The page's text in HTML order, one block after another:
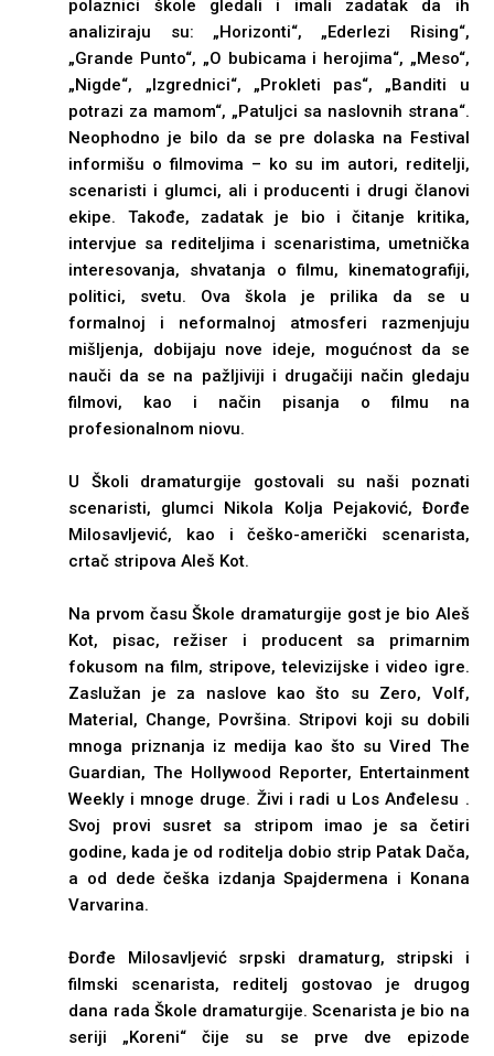
polaznici škole gledali i imali zadatak da ih
analiziraju su: „Horizonti“, „Ederlezi Rising“,
„Grande Punto“, „O bubicama i herojima“, „Meso“,
„Nigde“, „Izgrednici“, „Prokleti pas“, „Banditi u
potrazi za mamom“, „Patuljci sa naslovnih strana“.
Neophodno je bilo da se pre dolaska na Festival
informišu o filmovima – ko su im autori, reditelji,
scenaristi i glumci, ali i producenti i drugi članovi
ekipe. Takođe, zadatak je bio i čitanje kritika,
intervjue sa rediteljima i scenaristima, umetnička
interesovanja, shvatanja o filmu, kinematografiji,
politici, svetu. Ova škola je prilika da se u
formalnoj i neformalnoj atmosferi razmenjuju
mišljenja, dobijaju nove ideje, mogućnost da se
nauči da se na pažljiviji i drugačiji način gledaju
filmovi, kao i način pisanja o filmu na
profesionalnom niovu.
U Školi dramaturgije gostovali su naši poznati
scenaristi, glumci Nikola Kolja Pejaković, Đorđe
Milosavljević, kao i češko-američki scenarista,
crtač stripova Aleš Kot.
Na prvom času Škole dramaturgije gost je bio Aleš
Kot, pisac, režiser i producent sa primarnim
fokusom na film, stripove, televizijske i video igre.
Zaslužan je za naslove kao što su Zero, Volf,
Material, Change, Površina. Stripovi koji su dobili
mnoga priznanja iz medija kao što su Vired The
Guardian, The Hollywood Reporter, Entertainment
Weekly i mnoge druge. Živi i radi u Los Anđelesu .
Svoj provi susret sa stripom imao je sa četiri
godine, kada je od roditelja dobio strip Patak Dača,
a od dede češka izdanja Spajdermena i Konana
Varvarina.
Đorđe Milosavljević srpski dramaturg, stripski i
filmski scenarista, reditelj gostovao je drugog
dana rada Škole dramaturgije. Scenarista je bio na
seriji „Koreni“ čije su se prve dve epizode